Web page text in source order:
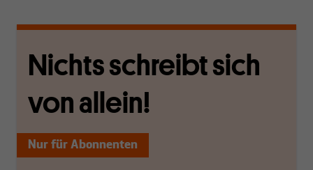
Nichts schreibt sich
von allein!
Nur für Abonnenten